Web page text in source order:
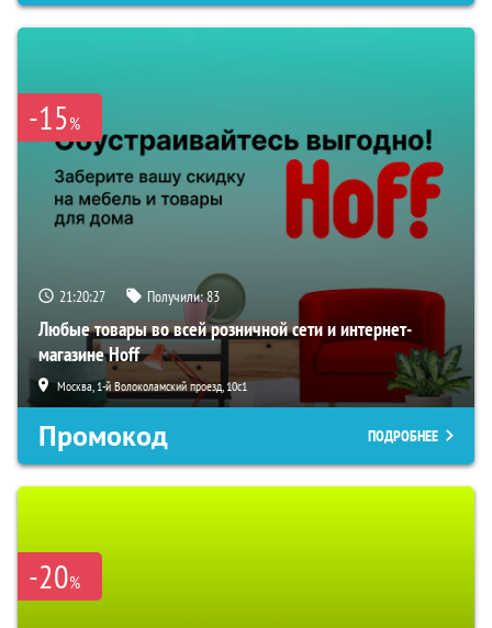
-15%
21:20:26 Получили:83
Любые товары во всей розничной сети и интернет-
магазине Hoff
Москва, 1-й Волоколамский проезд, 10с1
Промокод ПОДРОБНЕЕ
-20%